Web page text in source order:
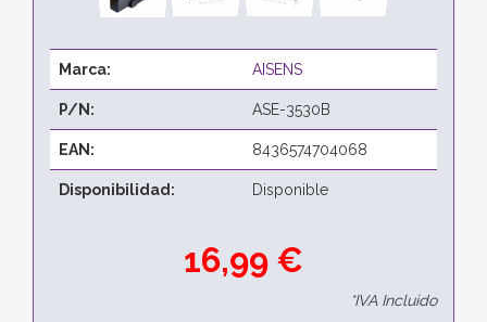
Marca: AISENS
P/N: ASE-3530B
EAN: 8436574704068
Disponibilidad: Disponible
16,99 €
*IVA Incluido